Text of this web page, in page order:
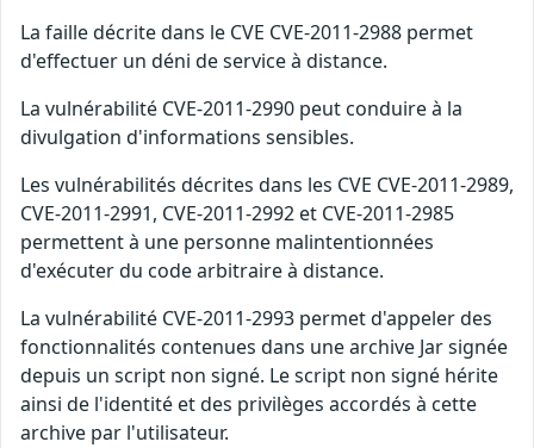
La faille décrite dans le CVE CVE-2011-2988 permet
d'effectuer un déni de service à distance.
La vulnérabilité CVE-2011-2990 peut conduire à la
divulgation d'informations sensibles.
Les vulnérabilités décrites dans les CVE CVE-2011-2989,
CVE-2011-2991, CVE-2011-2992 et CVE-2011-2985
permettent à une personne malintentionnées
d'exécuter du code arbitraire à distance.
La vulnérabilité CVE-2011-2993 permet d'appeler des
fonctionnalités contenues dans une archive Jar signée
depuis un script non signé. Le script non signé hérite
ainsi de l'identité et des privilèges accordés à cette
archive par l'utilisateur.